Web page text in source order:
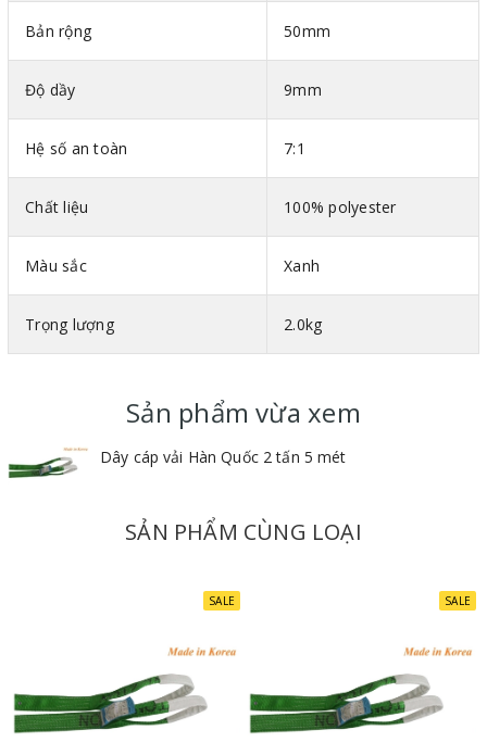
Thông số kỹ thuật cáp vải bản dẹt 2 đầu mắt Hàn Quốc
Bản rộng : Mỗi 25mm ứng với tải trọng 1 tấn
Vật liệu : 100% polyester
Hệ số an toàn : 7:1
Bản rộng 50mm
Độ dầy 9mm
Hệ số an toàn 7:1
Chất liệu 100% polyester
Màu sắc Xanh
Trọng lượng 2.0kg
Sản phẩm vừa xem
Dây cáp vải Hàn Quốc 2 tấn 5 mét
SẢN PHẨM CÙNG LOẠI
SALE SALE